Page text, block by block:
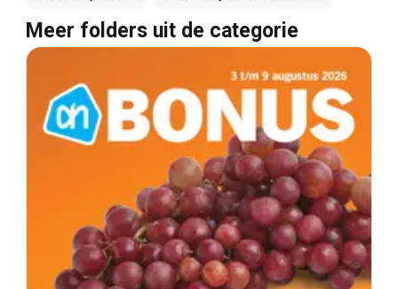
Meer folders uit de categorie